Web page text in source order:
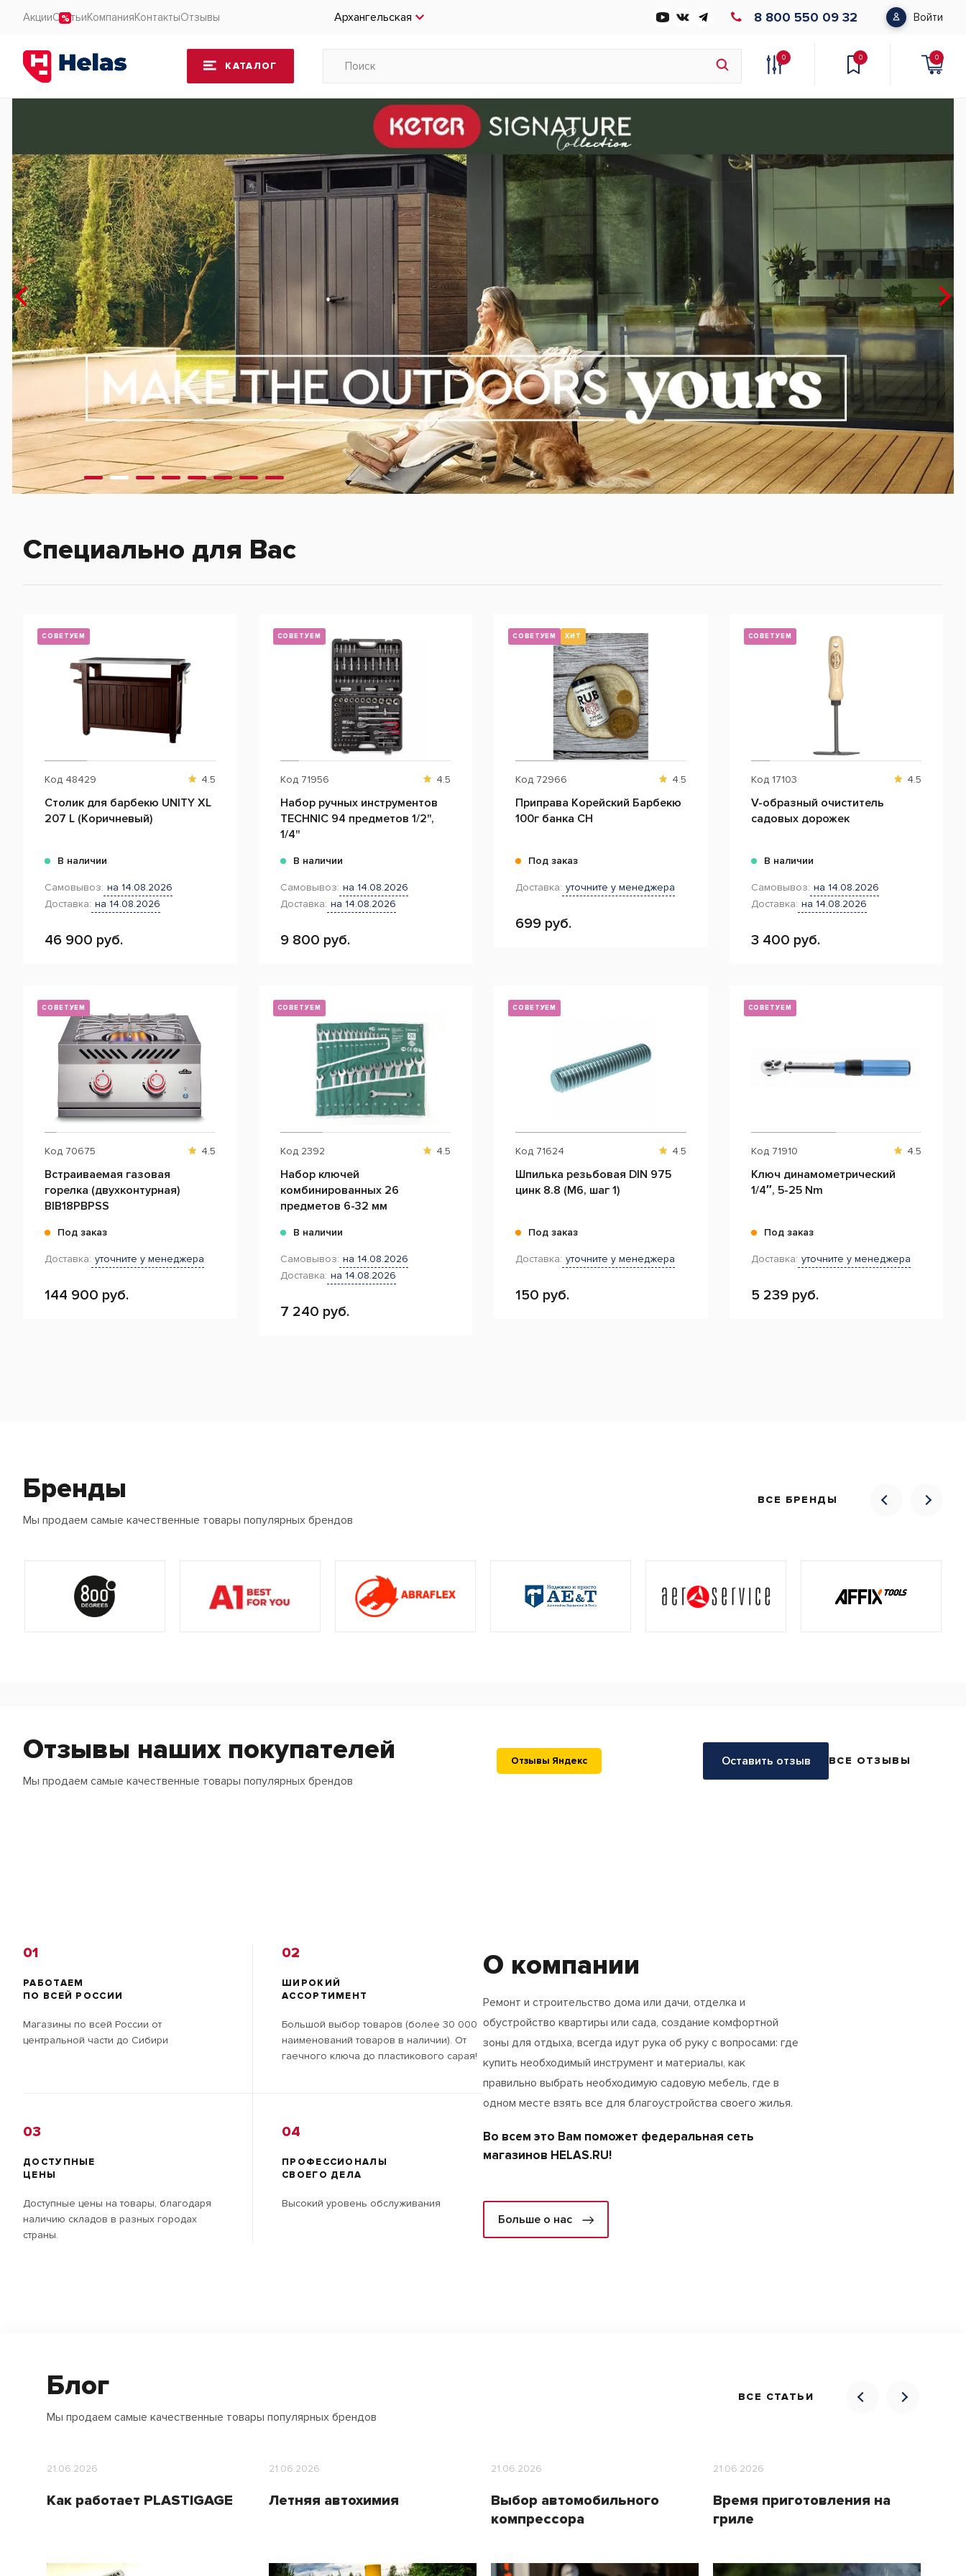
АкцииСтатьиКомпанияКонтактыОтзывы Архангельская 8 800 550 09 32 Войти
КАТАЛОГ
0 0 0
Специально для Вас
СОВЕТУЕМ
Код 48429 4.5
Столик для барбекю UNITY XL
207 L (Коричневый)
В наличии
Самовывоз: на 14.08.2026
Доставка: на 14.08.2026
46 900 руб.
СОВЕТУЕМ
Код 71956 4.5
Набор ручных инструментов
TECHNIC 94 предметов 1/2",
1/4"
В наличии
Самовывоз: на 14.08.2026
Доставка: на 14.08.2026
9 800 руб.
СОВЕТУЕМ ХИТ
Код 72966 4.5
Приправа Корейский Барбекю
100г банка CH
Под заказ
Доставка: уточните у менеджера
699 руб.
СОВЕТУЕМ
Код 17103 4.5
V-образный очиститель
садовых дорожек
В наличии
Самовывоз: на 14.08.2026
Доставка: на 14.08.2026
3 400 руб.
СОВЕТУЕМ
Код 70675 4.5
Встраиваемая газовая
горелка (двухконтурная)
BIB18PBPSS
Под заказ
Доставка: уточните у менеджера
144 900 руб.
СОВЕТУЕМ
Код 2392 4.5
Набор ключей
комбинированных 26
предметов 6-32 мм
В наличии
Самовывоз: на 14.08.2026
Доставка: на 14.08.2026
7 240 руб.
СОВЕТУЕМ
Код 71624 4.5
Шпилька резьбовая DIN 975
цинк 8.8 (M6, шаг 1)
Под заказ
Доставка: уточните у менеджера
150 руб.
СОВЕТУЕМ
Код 71910 4.5
Ключ динамометрический
1/4″, 5-25 Nm
Под заказ
Доставка: уточните у менеджера
5 239 руб.
Бренды
Мы продаем самые качественные товары популярных брендов
ВСЕ БРЕНДЫ
Отзывы наших покупателей
Мы продаем самые качественные товары популярных брендов
Отзывы Яндекс Оставить отзыв ВСЕ ОТЗЫВЫ
01
РАБОТАЕМ
ПО ВСЕЙ РОССИИ
Магазины по всей России от
центральной части до Сибири
02
ШИРОКИЙ
АССОРТИМЕНТ
Большой выбор товаров (более 30 000
наименований товаров в наличии). От
гаечного ключа до пластикового сарая!
03
ДОСТУПНЫЕ
ЦЕНЫ
Доступные цены на товары, благодаря
наличию складов в разных городах
страны.
04
ПРОФЕССИОНАЛЫ
СВОЕГО ДЕЛА
Высокий уровень обслуживания
О компании
Ремонт и строительство дома или дачи, отделка и
обустройство квартиры или сада, создание комфортной
зоны для отдыха, всегда идут рука об руку с вопросами: где
купить необходимый инструмент и материалы, как
правильно выбрать необходимую садовую мебель, где в
одном месте взять все для благоустройства своего жилья.
Во всем это Вам поможет федеральная сеть
магазинов HELAS.RU!
Больше о нас
Блог
Мы продаем самые качественные товары популярных брендов
ВСЕ СТАТЬИ
21.06.2026
Как работает PLASTIGAGE
21.06.2026
Летняя автохимия
21.06.2026
Выбор автомобильного
компрессора
21.06.2026
Время приготовления на
гриле